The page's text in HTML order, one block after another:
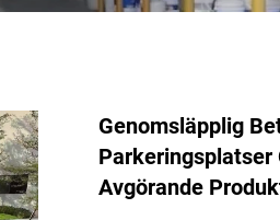
Genomsläpplig
Parkeringsplatser
Avgörande